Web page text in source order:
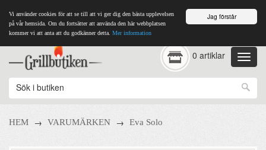
Jag förstår
Vi använder cookies för att se till att vi ger dig den bästa upplevelsen
på vår hemsida. Om du fortsätter att använda den här webbplatsen
kommer vi att anta att du godkänner detta. Mer information
0 artiklar
HEM → VARUMÄRKEN → Eva Solo